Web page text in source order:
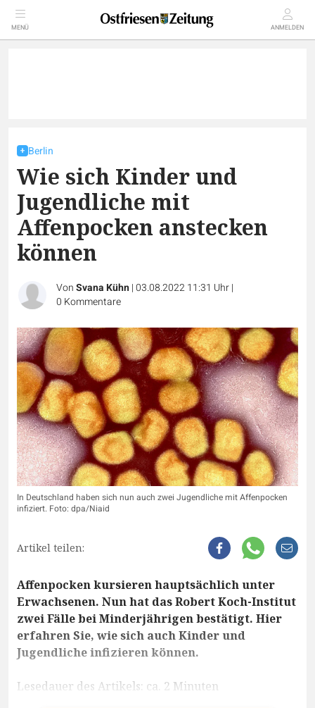
MENÜ ANMELDEN
Berlin
Wie sich Kinder und
Jugendliche mit
Affenpocken anstecken
können
VonSvana Kühn|03.08.2022 11:31 Uhr|
0 Kommentare
In Deutschland haben sich nun auch zwei Jugendliche mit Affenpocken
infiziert. Foto: dpa/Niaid
Artikel teilen:
Affenpocken kursieren hauptsächlich unter
Erwachsenen. Nun hat das Robert Koch-Institut
zwei Fälle bei Minderjährigen bestätigt. Hier
erfahren Sie, wie sich auch Kinder und
Jugendliche infizieren können.
Lesedauer des Artikels: ca. 2 Minuten